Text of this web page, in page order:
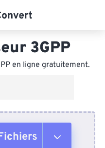
3GPP
en ligne gratuitement.